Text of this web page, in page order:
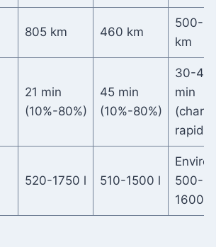
805 km 460 km
500-
km
21 min
(10%-80%)
45 min
(10%-80%)
30-40
min
rapide)
520-1750 l 510-1500 l
Environ
500-
1600 l